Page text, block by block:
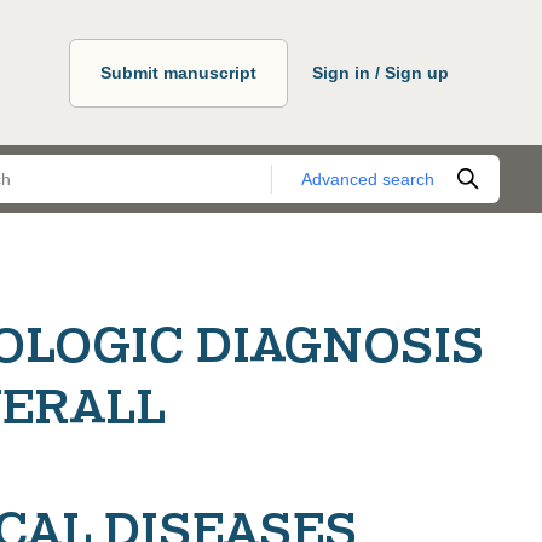
Submit manuscript Sign in / Sign up
Advanced search
DIAGNOSIS
DISEASES